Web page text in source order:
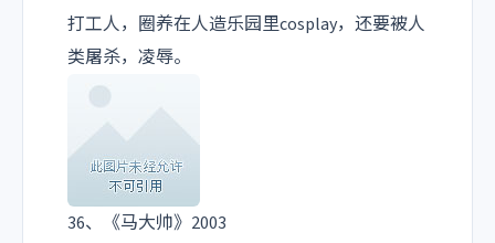
打工人，圈养在人造乐园里cosplay，还要被人
类屠杀，凌辱。
36、《马大帅》2003